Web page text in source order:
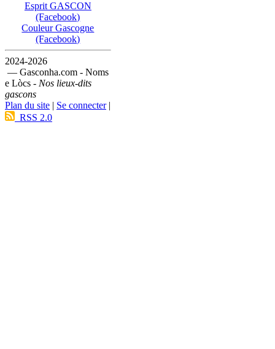
Esprit GASCON
(Facebook)
Couleur Gascogne
(Facebook)
2024-2026
— Gasconha.com - Noms
e Lòcs - Nos lieux-dits
gascons
Plan du site | Se connecter|
RSS 2.0